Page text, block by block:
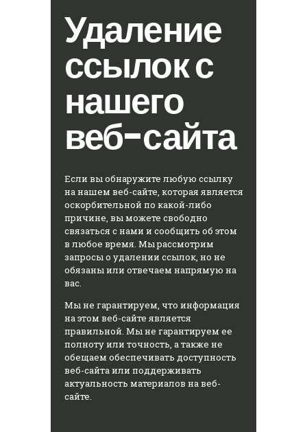
Удаление
ссылок с
нашего
веб-сайта
Если вы обнаружите любую ссылку
на нашем веб-сайте, которая является
оскорбительной по какой-либо
причине, вы можете свободно
связаться с нами и сообщить об этом
в любое время. Мы рассмотрим
запросы о удалении ссылок, но не
обязаны или отвечаем напрямую на
вас.
Мы не гарантируем, что информация
на этом веб-сайте является
правильной. Мы не гарантируем ее
полноту или точность, а также не
обещаем обеспечивать доступность
веб-сайта или поддерживать
актуальность материалов на веб-
сайте.